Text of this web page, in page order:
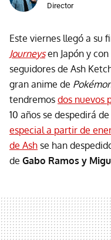
Director
Este viernes llegó a su
Journeysen Japón y
seguidores de Ash
gran anime de
tendremos dos nuevos
10 años se despedirá
especial a partir de
de Ash se han
de Gabo Ramos y